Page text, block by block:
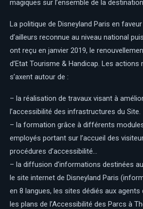
magiques sur l’ensemble de la destination.
La politique de Disneyland Paris en
d’ailleurs reconnue au niveau national
ont reçu en janvier 2019, le
d’Etat Tourisme & Handicap. Les actions
s’axent autour de :
– la réalisation de travaux visant à
l’accessibilité des infrastructures du Site.
– la formation grâce à différents
employés portant sur l’accueil des
procédures d’accessibilité…
– la diffusion d’informations destinées
le site internet de Disneyland Paris
en 8 langues, les sites dédiés aux
les plans de l’Accessibilité des Parcs à